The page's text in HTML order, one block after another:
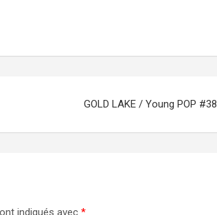
GOLD LAKE / Young POP #38
indiqués avec *